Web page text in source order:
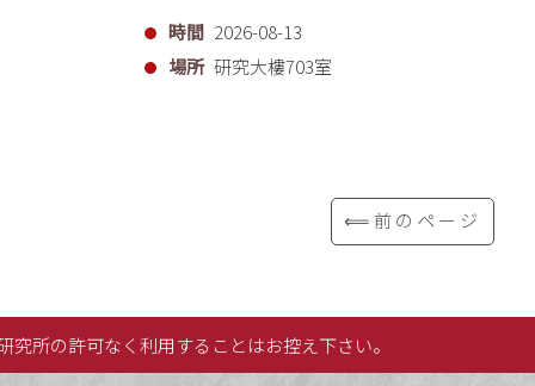
時間 2026-08-13
場所 研究大樓703室
⟸前のページ
所の許可なく利用することはお控え下さい。